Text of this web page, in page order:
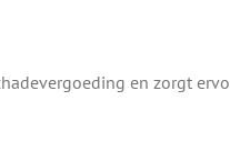
en zorgt